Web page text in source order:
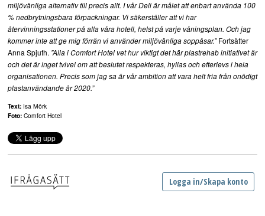
miljövänliga alternativ till precis allt. I vår Deli är målet att enbart använda 100
% nedbrytningsbara förpackningar. Vi säkerställer att vi har
återvinningsstationer på alla våra hotell, helst på varje våningsplan. Och jag
kommer inte att ge mig förrän vi använder miljövänliga soppåsar.”Fortsätter
Anna Spjuth. ”Alla i Comfort Hotel vet hur viktigt det här plastrehab initiativet är
och det är inget tvivel om att beslutet respekteras, hyllas och efterlevs i hela
organisationen. Precis som jag sa är vår ambition att vara helt fria från onödigt
plastanvändande år 2020.”
Text: Isa Mörk
Foto: Comfort Hotel